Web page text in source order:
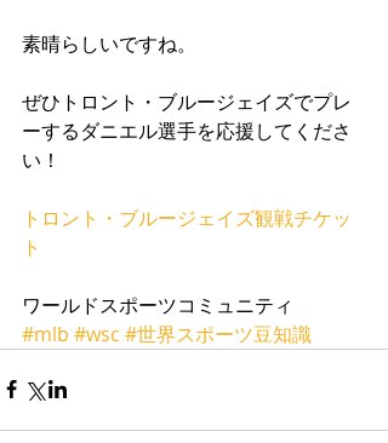
素晴らしいですね。
ぜひトロント・ブルージェイズでプレ
ーするダニエル選手を応援してくださ
い！
トロント・ブルージェイズ観戦チケッ
ト
ワールドスポーツコミュニティ
#mlb #wsc #世界スポーツ豆知識